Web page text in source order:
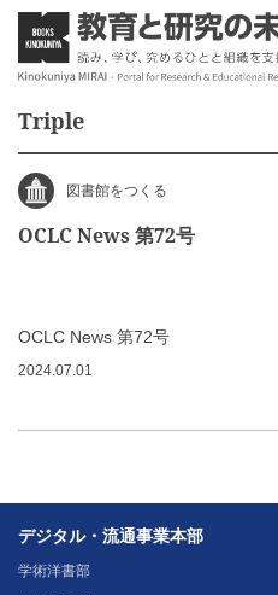
Triple
図書館をつくる
OCLC News 第72号
OCLC News 第72号
2024.07.01
デジタル・流通事業本部
学術洋書部